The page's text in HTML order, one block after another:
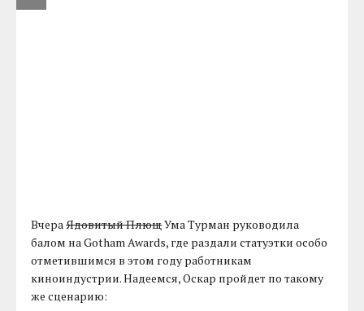
ВчераЯдовитый ПлющУма Турман руководила
балом на Gotham Awards, где раздали статуэтки особо
отметившимся в этом году работникам
киноиндустрии. Надеемся, Оскар пройдет по такому
же сценарию: